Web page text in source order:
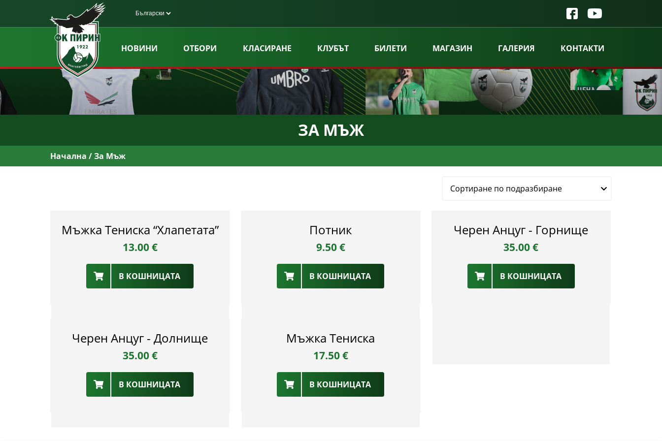
НОВИНИ ОТБОРИ КЛАСИРАНЕ КЛУБЪТ БИЛЕТИ МАГАЗИН ГАЛЕРИЯ КОНТАКТИ
ЗА МЪЖ
Начална / За Мъж
Сортиране по подразбиране
Мъжка Тениска “Хлапетата”
13.00€
В КОШНИЦАТА
Потник
9.50€
В КОШНИЦАТА
Черен Анцуг - Горнище
35.00€
В КОШНИЦАТА
Черен Анцуг - Долнище
35.00€
В КОШНИЦАТА
Мъжка Тениска
17.50€
В КОШНИЦАТА